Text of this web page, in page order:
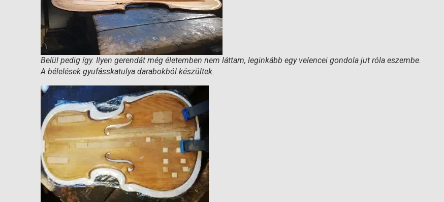
Belül pedig így. Ilyen gerendát még életemben nem láttam, leginkább egy velencei gondola jut róla eszembe.
A bélelések gyufásskatulya darabokból készültek.